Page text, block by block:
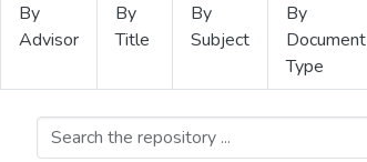
By
Advisor
By
Title
By
Subject
By
Document
Type